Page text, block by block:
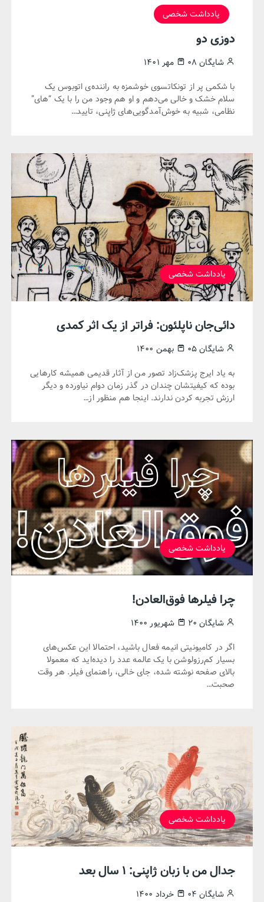
یادداشت شخصی
دوزی دو
شایگان ۰۸ مهر ۱۴۰۱
با شکمی پر از تونکاتسوی خوشمزه به راننده‌ی اتوبوس یک
سلام خشک و خالی می‌دهم و او هم وجود من را با یک “های”
نظامی، شبیه به خوش‌آمدگویی‌های ژاپنی، تایید…
یادداشت شخصی
دائی‌جان ناپلئون: فراتر از یک اثر کمدی
شایگان۰۵ بهمن ۱۴۰۰
به یاد ایرج پزشک‌زاد تصور من از آثار قدیمی همیشه کارهایی
بوده که کیفیتشان چندان در گذر زمان دوام نیاورده و دیگر
ارزش تجربه کردن ندارند. اینجا هم منظور از…
یادداشت شخصی
چرا فیلرها فوق‌العادن!
شایگان ۲۰ شهریور ۱۴۰۰
اگر در کامیونیتی انیمه فعال باشید، احتمالا این عکس‌های
بسیار کم‌رزولوشن با یک عالمه عدد را دید‌ه‌اید که معمولا
بالای صفحه نوشته شده، جای خالی، راهنمای فیلر. هر وقت
صحبت…
یادداشت شخصی
جدال من با زبان ژاپنی: ۱ سال بعد
شایگان ۰۴ خرداد ۱۴۰۰